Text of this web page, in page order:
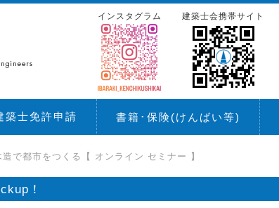
建築士会携帯サイト
インスタグラム
築士免許申請 書籍･保険(けんばい等)
で都市をつくる【 オンライン セミナー 】
！